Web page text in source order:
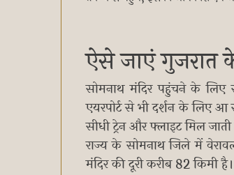
ऐसे जाएं गुजरात
सोमनाथ मंदिर पहुंचने के लिए
एयरपोर्ट से भी दर्शन के लिए
सीधी ट्रेन और फ्लाइट मिल
राज्य के सोमनाथ जिले में
मंदिर की दूरी करीब 82